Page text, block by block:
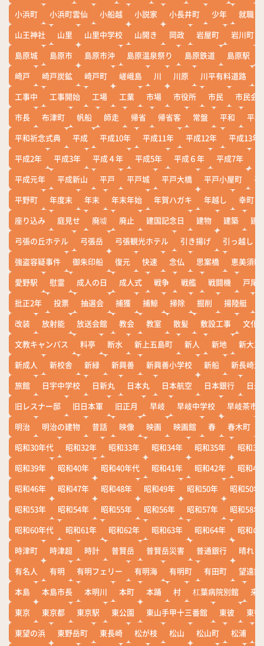
小浜町 小浜町雲仙 小船越 小説家 小長井町 少年
就職
山王神社
山里 山里中学校 山開き 岡政 岩屋町
岩川町
島原城
島原市 島原市沖 島原温泉祭り 島原鉄道 島原駅
崎戸
崎戸炭鉱 崎戸町 嵯峨島 川 川原 川平有料道路
工事中
工事開始 工場 工業 市場 市役所 市民
市民会
市長
布津町 帆船 師走 帰省 帰省客 常盤 平和
平
平和祈念式典
平成 平成10年 平成11年 平成12年
平成13年
平成2年
平成3年 平成４年 平成5年 平成６年 平成7年
平成元年
平成新山 平戸 平戸城 平戸大橋 平戸小屋町
平
平野町
年度末 年末 年末年始 年賀ハガキ 年越し
幸町
座り込み
庭見せ 廃墟 廃止 建国記念日 建物 建築
建
弓張の丘ホテル
弓張岳 弓張観光ホテル 引き揚げ
引っ越し
強盗容疑事件
御朱印船 復元 快速 念仏 思案橋
恵美須町
愛野駅
慰霊 成人の日 成人式 戦争 戦艦 戦闘機
戸尾
批正2年
投票 抽選会 捕獲 捕鯨 掃除 掘削 揚陸艇
改装
放射能 放送会館 教会 教室 散髪 敷設工事
文化
文教キャンパス
料亭 断水 新上五島町 新人 新地
新大工
新成人
新校舎 新緑 新興善 新興善小学校 新船
新長崎漁
旅館
日宇中学校 日新丸 日本丸 日本航空 日本銀行
日
旧レスナー邸
旧日本軍 旧正月 早岐 早岐中学校
早岐茶市
明治
明治の建物 昔話 映像 映画 映画館 春 春木町
昭和30年代
昭和32年 昭和33年 昭和34年 昭和35年
昭和36
昭和39年
昭和40年 昭和40年代 昭和41年 昭和42年
昭和43
昭和46年
昭和47年 昭和48年 昭和49年 昭和50年
昭和50年
昭和53年
昭和54年 昭和55年 昭和56年 昭和57年
昭和58年
昭和60年代
昭和61年 昭和62年 昭和63年 昭和64年
昭和の
時津町
時津超 時計 普賢岳 普賢岳災害 普通銀行
晴れ
有名人
有明 有明フェリー 有明海 有明町 有田町
望遠鏡
本島
本島市長 本明川 本町 本踊 村 杠葉病院別館
来
東京
東京都 東京駅 東公園 東山手甲十三番館 東彼
東彼
東望の浜
東野岳町 東長崎 松が枝 松山 松山町 松浦